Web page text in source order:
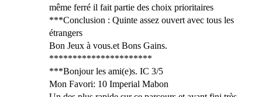
même ferré il fait partie des choix prioritaires
***Conclusion : Quinte assez ouvert avec tous les
étrangers
Bon Jeux à vous.et Bons Gains.
**********************
***Bonjour les ami(e)s. IC 3/5
Mon Favori: 10 Imperial Mabon